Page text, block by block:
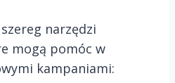
narzędzi
mogą pomóc w
kampaniami: